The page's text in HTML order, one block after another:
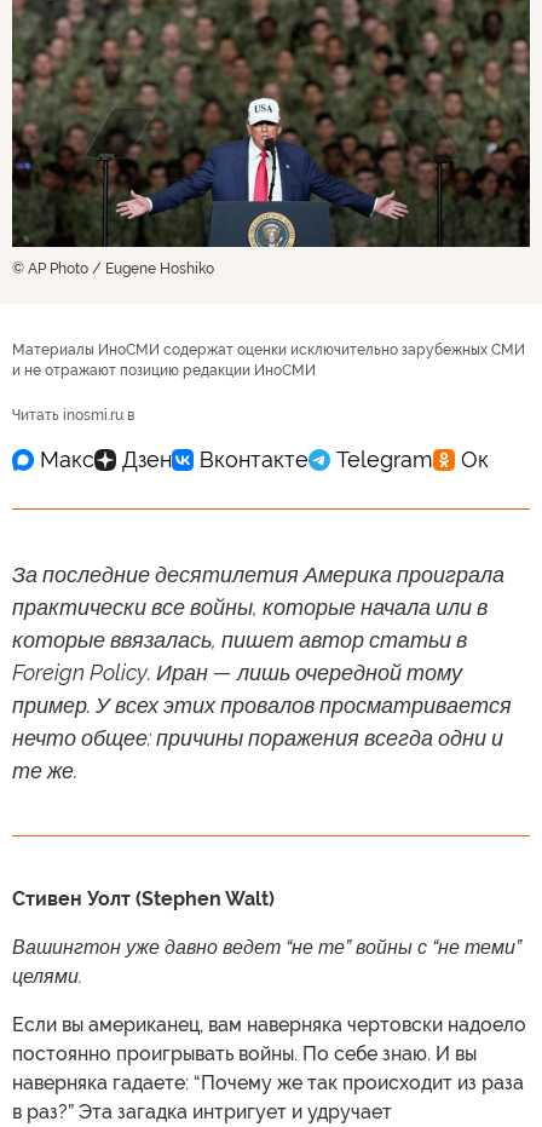
© AP Photo / Eugene Hoshiko
Материалы ИноСМИ содержат оценки исключительно зарубежных СМИ
и не отражают позицию редакции ИноСМИ
Читать inosmi.ru в
За последние десятилетия Америка проиграла
практически все войны, которые начала или в
которые ввязалась, пишет автор статьи в
Foreign Policy. Иран — лишь очередной тому
пример. У всех этих провалов просматривается
нечто общее: причины поражения всегда одни и
те же.
Стивен Уолт (Stephen Walt)
Вашингтон уже давно ведет “не те” войны с “не теми”
целями.
Если вы американец, вам наверняка чертовски надоело
постоянно проигрывать войны. По себе знаю. И вы
наверняка гадаете: “Почему же так происходит из раза
в раз?” Эта загадка интригует и удручает